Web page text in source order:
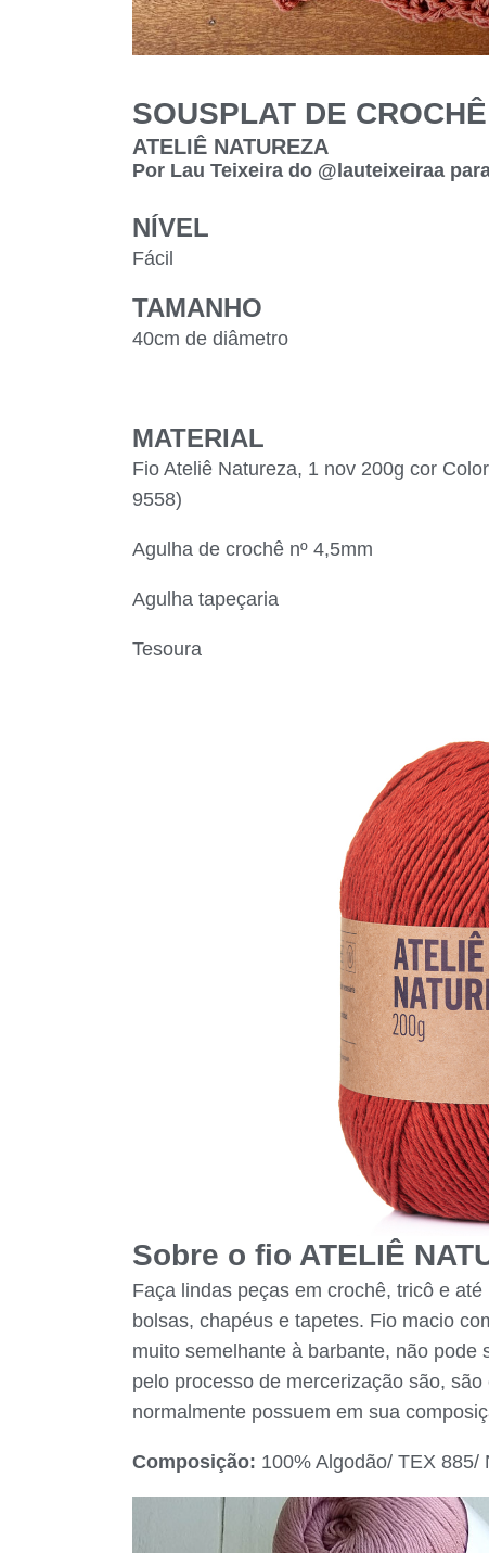
SOUSPLAT DE CROCHÊ
ATELIÊ NATUREZA
Por Lau Teixeira do @lauteixeiraa
NÍVEL
Fácil
TAMANHO
40cm de diâmetro
MATERIAL
Fio Ateliê Natureza, 1 nov 200g cor
9558)
Agulha de crochê nº 4,5mm
Agulha tapeçaria
Tesoura
Sobre o fio ATELIÊ
Faça lindas peças em crochê, tricô e
bolsas, chapéus e tapetes. Fio macio
muito semelhante à barbante, não
pelo processo de mercerização são,
normalmente possuem em sua
Composição: 100% Algodão/ TEX 885/